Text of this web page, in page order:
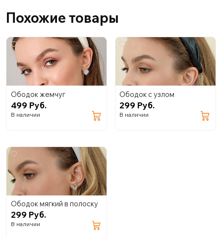
Похожие товары
Ободок жемчуг
499 Руб.
В наличии
Ободок с узлом
299 Руб.
В наличии
Ободок мягкий в полоску
299 Руб.
В наличии